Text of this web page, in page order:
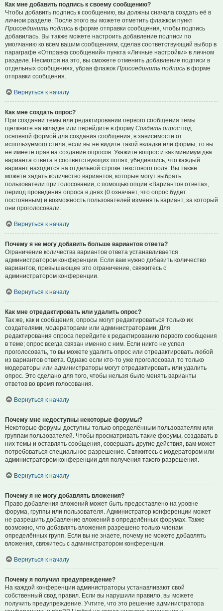
Как мне добавить подпись к своему сообщению?
Чтобы добавить подпись к сообщению, вы должны сначала создать её в
личном разделе. После этого вы можете отметить флажком пункт
Присоединить подпись в форме отправки сообщения, чтобы подпись
добавилась. Вы также можете настроить добавление подписи по
умолчанию ко всем вашим сообщениям, сделав соответствующий выбор в
параграфе «Отправка сообщений» пункта «Личные настройки» в личном
разделе. Несмотря на это, вы сможете отменить добавление подписи в
отдельных сообщениях, убрав флажок Присоединить подпись в форме
отправки сообщения.
Вернуться к началу
Как мне создать опрос?
При создании темы или редактировании первого сообщения темы
щёлкните на вкладке или перейдите в форму Создать опрос под
основной формой для создания сообщения, в зависимости от
используемого стиля; если вы не видите такой вкладки или формы, то вы
не имеете прав на создание опросов. Укажите вопрос и как минимум два
варианта ответа в соответствующих полях, убедившись, что каждый
вариант находится на отдельной строке текстового поля. Вы также
можете задать количество вариантов, которые могут выбрать
пользователи при голосовании, с помощью опции «Вариантов ответа»,
период проведения опроса в днях (0 означает, что опрос будет
постоянным) и возможность пользователей изменять вариант, за который
они проголосовали.
Вернуться к началу
Почему я не могу добавить больше вариантов ответа?
Ограничение количества вариантов ответа устанавливается
администратором конференции. Если вам нужно добавить количество
вариантов, превышающее это ограничение, свяжитесь с
администратором конференции.
Вернуться к началу
Как мне отредактировать или удалить опрос?
Так же, как и сообщения, опросы могут редактироваться только их
создателями, модераторами или администраторами. Для
редактирования опроса перейдите к редактированию первого сообщения
в теме; опрос всегда связан именно с ним. Если никто не успел
проголосовать, то вы можете удалить опрос или отредактировать любой
из вариантов ответа. Однако если кто-то уже проголосовал, то только
модераторы или администраторы могут отредактировать или удалить
опрос. Это сделано для того, чтобы нельзя было менять варианты
ответов во время голосования.
Вернуться к началу
Почему мне недоступны некоторые форумы?
Некоторые форумы доступны только определённым пользователям или
группам пользователей. Чтобы просматривать такие форумы, создавать в
них темы и оставлять сообщения, совершать другие действия, вам может
потребоваться специальное разрешение. Свяжитесь с модератором или
администратором конференции для получения такого разрешения.
Вернуться к началу
Почему я не могу добавлять вложения?
Право добавления вложений может быть предоставлено на уровне
форума, группы или пользователя. Администратор конференции может
не разрешить добавление вложений в определённых форумах. Также
возможно, что добавлять вложения разрешено только членам
определённых групп. Если вы не знаете, почему не можете добавлять
вложения, свяжитесь с администратором конференции.
Вернуться к началу
Почему я получил предупреждение?
На каждой конференции администраторы устанавливают свой
собственный свод правил. Если вы нарушили правило, вы можете
получить предупреждение. Учтите, что это решение администратора